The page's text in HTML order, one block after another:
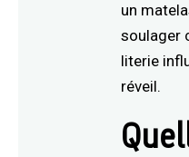
un
soulager
literie
réveil.